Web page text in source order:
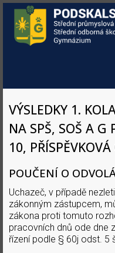
VÝSLEDKY 1.
NA SPŠ, SOŠ A G
10,
POUČENÍ O
Uchazeč, v případě
zákonným zástupcem,
zákona proti tomuto
pracovních dnů ode dne
řízení podle § 60j odst. 5